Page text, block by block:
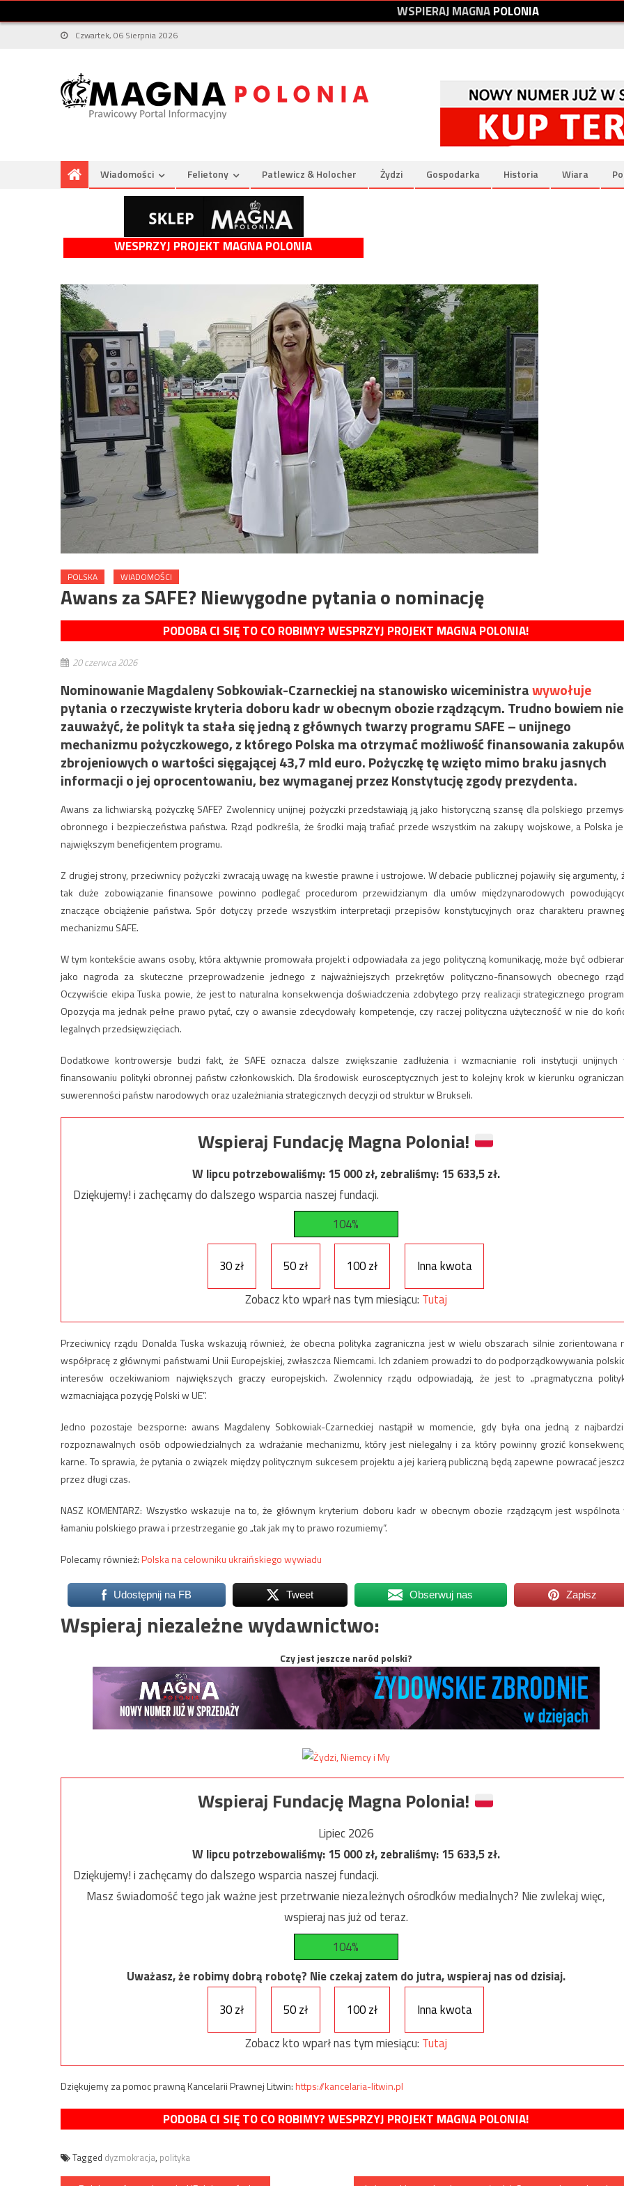
WSPIERAJMAGNAPOLONIA
Czwartek, 06 Sierpnia 2026
Wiadomości Felietony Patlewicz & Holocher Żydzi Gospodarka Historia Wiara
WESPRZYJ PROJEKT MAGNA POLONIA
POLSKA WIADOMOŚCI
Awans za SAFE? Niewygodne pytania o nominację
PODOBA CI SIĘ TO CO ROBIMY? WESPRZYJ PROJEKT MAGNA POLONIA!
20 czerwca 2026
Nominowanie Magdaleny Sobkowiak-Czarneckiej na stanowisko wiceministrawywołuje
pytania o rzeczywiste kryteria doboru kadr w obecnym obozie rządzącym. Trudno bowiem nie
zauważyć, że polityk ta stała się jedną z głównych twarzy programu SAFE – unijnego
mechanizmu pożyczkowego, z którego Polska ma otrzymać możliwość finansowania
zbrojeniowych o wartości sięgającej 43,7 mld euro. Pożyczkę tę wzięto mimo braku jasnych
informacji o jej oprocentowaniu, bez wymaganej przez Konstytucję zgody prezydenta.
Awans za lichwiarską pożyczkę SAFE? Zwolennicy unijnej pożyczki przedstawiają ją jako historyczną szansę dla polskiego
obronnego i bezpieczeństwa państwa. Rząd podkreśla, że środki mają trafiać przede wszystkim na zakupy wojskowe, a Polska
największym beneficjentem programu.
Z drugiej strony, przeciwnicy pożyczki zwracają uwagę na kwestie prawne i ustrojowe. W debacie publicznej pojawiły się argumenty,
tak duże zobowiązanie finansowe powinno podlegać procedurom przewidzianym dla umów międzynarodowych
znaczące obciążenie państwa. Spór dotyczy przede wszystkim interpretacji przepisów konstytucyjnych oraz charakteru
mechanizmu SAFE.
W tym kontekście awans osoby, która aktywnie promowała projekt i odpowiadała za jego polityczną komunikację, może być
jako nagroda za skuteczne przeprowadzenie jednego z najważniejszych przekrętów polityczno-finansowych obecnego
Oczywiście ekipa Tuska powie, że jest to naturalna konsekwencja doświadczenia zdobytego przy realizacji strategicznego
Opozycja ma jednak pełne prawo pytać, czy o awansie zdecydowały kompetencje, czy raczej polityczna użyteczność w nie do
legalnych przedsięwzięciach.
Dodatkowe kontrowersje budzi fakt, że SAFE oznacza dalsze zwiększanie zadłużenia i wzmacnianie roli instytucji unijnych
finansowaniu polityki obronnej państw członkowskich. Dla środowisk eurosceptycznych jest to kolejny krok w kierunku
suwerenności państw narodowych oraz uzależniania strategicznych decyzji od struktur w Brukseli.
Wspieraj Fundację Magna Polonia!
W lipcu potrzebowaliśmy:15 000zł, zebraliśmy:15 633,5zł.
Dziękujemy! i zachęcamy do dalszego wsparcia naszej fundacji.
104%
30 zł 50 zł 100 zł
Inna kwota
Zobacz kto wparł nas tym miesiącu: Tutaj
Przeciwnicy rządu Donalda Tuska wskazują również, że obecna polityka zagraniczna jest w wielu obszarach silnie zorientowana
współpracę z głównymi państwami Unii Europejskiej, zwłaszcza Niemcami. Ich zdaniem prowadzi to do podporządkowywania
interesów oczekiwaniom największych graczy europejskich. Zwolennicy rządu odpowiadają, że jest to „pragmatyczna
wzmacniająca pozycję Polski w UE”.
Jedno pozostaje bezsporne: awans Magdaleny Sobkowiak-Czarneckiej nastąpił w momencie, gdy była ona jedną z
rozpoznawalnych osób odpowiedzialnych za wdrażanie mechanizmu, który jest nielegalny i za który powinny grozić
karne. To sprawia, że pytania o związek między politycznym sukcesem projektu a jej karierą publiczną będą zapewne powracać
przez długi czas.
NASZ KOMENTARZ: Wszystko wskazuje na to, że głównym kryterium doboru kadr w obecnym obozie rządzącym jest wspólnota
łamaniu polskiego prawa i przestrzeganie go „tak jak my to prawo rozumiemy”.
Polecamy również:Polska na celowniku ukraińskiego wywiadu
Udostępnij na FB Tweet Obserwuj nas Zapisz
Wspieraj niezależne wydawnictwo:
Czy jest jeszcze naród polski?
Wspieraj Fundację Magna Polonia!
Lipiec 2026
W lipcu potrzebowaliśmy:15 000zł, zebraliśmy:15 633,5zł.
Dziękujemy! i zachęcamy do dalszego wsparcia naszej fundacji.
Masz świadomość tego jak ważne jest przetrwanie niezależnych ośrodków medialnych? Nie zwlekaj więc,
wspieraj nas już od teraz.
104%
Uważasz, że robimy dobrą robotę? Nie czekaj zatem do jutra, wspieraj nas od dzisiaj.
30 zł
50 zł 100 zł
Inna kwota
Zobacz kto wparł nas tym miesiącu: Tutaj
Dziękujemy za pomoc prawną Kancelarii Prawnej Litwin:https://kancelaria-litwin.pl
PODOBA CI SIĘ TO CO ROBIMY? WESPRZYJ PROJEKT MAGNA POLONIA!
Tagged dyzmokracja, polityka